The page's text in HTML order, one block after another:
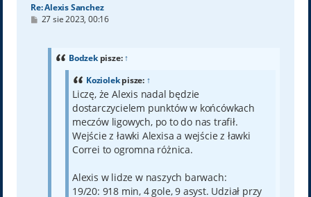
Re: Alexis Sanchez
P27 sie 2023, 00:16
Bodzekpisze:↑
Koziolekpisze: ↑
Liczę, że Alexis nadal będzie
dostarczycielem punktów w końcówkach
meczów ligowych, po to do nas trafił.
Wejście z ławki Alexisa a wejście z ławki
Correi to ogromna różnica.
Alexis w lidze w naszych barwach:
19/20: 918 min, 4 gole, 9 asyst. Udział przy